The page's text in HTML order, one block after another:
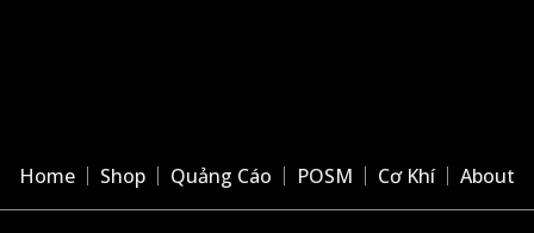
Home Shop Quảng Cáo POSM Cơ Khí About